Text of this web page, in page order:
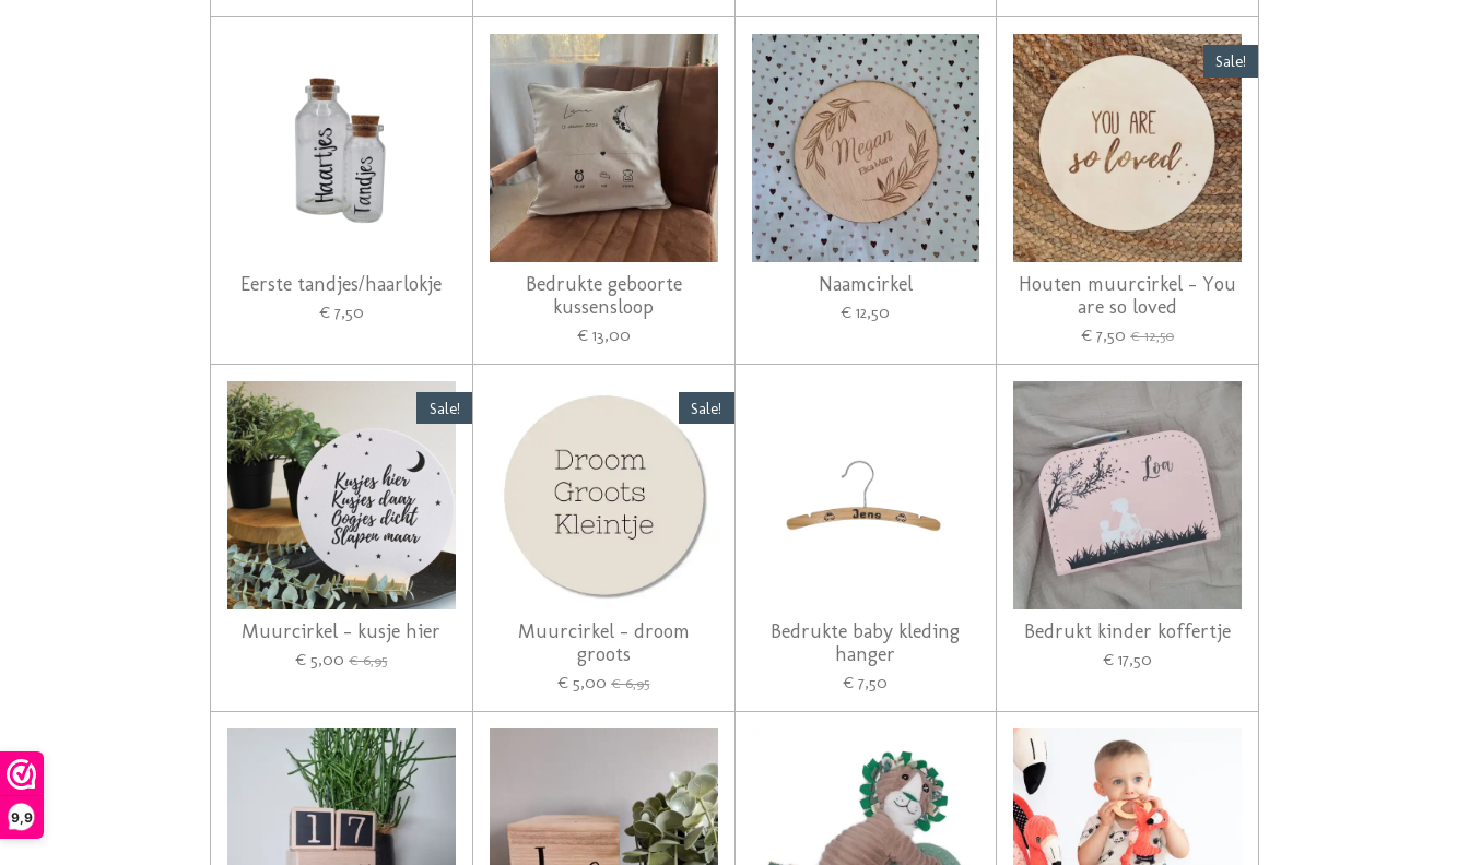
9,9
Eerste tandjes/haarlokje
€ 7,50
Bedrukte geboorte
kussensloop
€ 13,00
Naamcirkel
€ 12,50
Sale!
Houten muurcirkel - You
are so loved
€ 7,50 € 12,50
Sale!
Muurcirkel - kusje hier
€ 5,00 € 6,95
Sale!
Muurcirkel - droom
groots
€ 5,00 € 6,95
Bedrukte baby kleding
hanger
€ 7,50
Bedrukt kinder koffertje
€ 17,50